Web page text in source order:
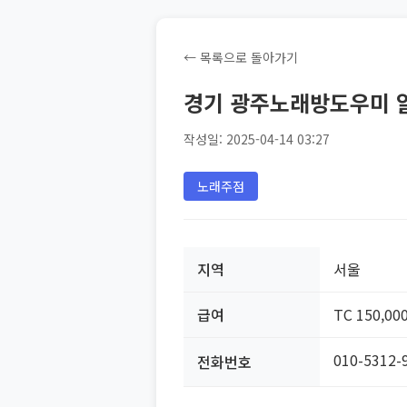
← 목록으로 돌아가기
경기 광주노래방도우미
작성일: 2025-04-14 03:27
노래주점
지역 서울
급여 TC
전화번호 010-5312-